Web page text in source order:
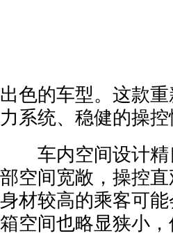
出色的车型。这款
力系统、稳健的操
车内空间设计精
部空间宽敞，操控
身材较高的乘客可
箱空间也略显狭小